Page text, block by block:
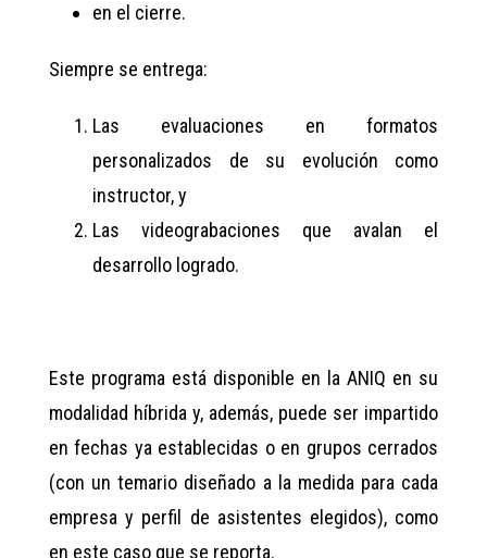
en el cierre.
Siempre se entrega:
Las evaluaciones en formatos
personalizados de su evolución como
instructor, y
Las videograbaciones que avalan el
desarrollo logrado.
Este programa está disponible en la ANIQ en su
modalidad híbrida y, además, puede ser impartido
en fechas ya establecidas o en grupos cerrados
(con un temario diseñado a la medida para cada
empresa y perfil de asistentes elegidos), como
en este caso que se reporta.